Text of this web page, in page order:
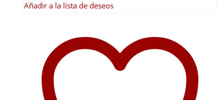
Añadir a la lista de deseos